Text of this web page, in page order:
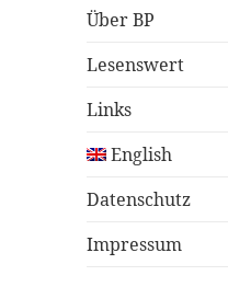
Über BP
Lesenswert
Links
English
Datenschutz
Impressum